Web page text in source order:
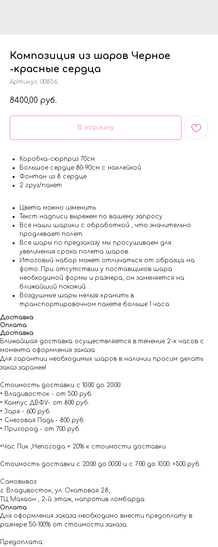
Композиция из шаров Черное
-красные сердца
Артикул: 00856
8400,00 руб.
В корзину
Коробка-сюрприз 70см
Большое сердце 80-90см с наклейкой
Фонтан из 8 сердце
2 груз/пакет
Цвета можно изменить
Текст надписи вырежем по вашему запросу
Все наши шарики с обработкой , что значительно
продлевает полет.
Все шары по предзаказу мы просушиваем для
увеличения срока полета шаров.
Итоговый набор может отличаться от образца на
фото. При отсутствии у поставщиков шара
необходимой формы и размера, он заменяется на
ближайший похожий.
Воздушные шары нельзя хранить в
транспортировочном пакете больше 1 часа
Доставка
Оплата
Доставка
Ближайшая доставка осуществляется в течение 2-х часов с
момента оформления заказа.
Для гарантии необходимых шаров в наличии просим делать
заказ заранее!
Стоимость доставки с 10.00 до 20:00:
• Владивосток - от 500 руб.
• Кампус ДВФУ- от 800 руб.
• Заря - 600 руб.
• Снеговая Падь - 800 руб.
• Пригород - от 700 руб.
•Час Пик ,Непогода + 20% к стоимости доставки
Стоимость доставки с 20:00 до 00:00 и с 7:00 до 10:00: +500 руб.
Самовывоз:
г. Владивосток, ул. Окатовая 28,
ТЦ Махаон , 2-й этаж, напротив ломбарда.
Оплата
Для оформления заказа необходимо внести предоплату в
размере 50-100% от стоимости заказа.
Предоплата: